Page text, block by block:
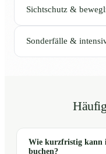
Sichtschutz &
Sonderfälle &
Wie kurzfristig kann
buchen?